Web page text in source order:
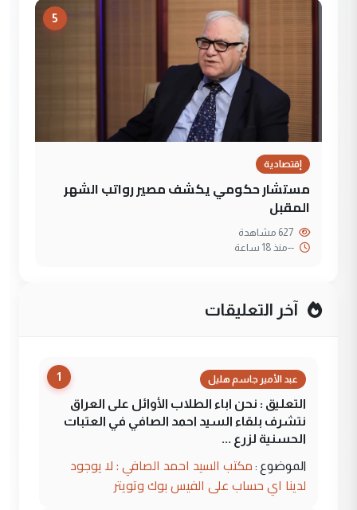
5
إقتصادية
مستشار حكومي يكشف مصير رواتب الشهر
المقبل
--منذ 18 ساعة
آخر التعليقات
1 عبد الأمير جاسم هليل
التعليق : نحن اباء الطلاب الأوائل على العراق
نتشرف بلقاء السيد احمد الصافي في العتبات
الحسنية لزرع ...
الموضوع : مكتب السيد احمد الصافي : لا يوجود
لدينا اي حساب على الفيس بوك وتويتر